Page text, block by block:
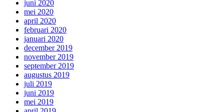
juni 2020
mei 2020
april 2020
februari 2020
januari 2020
december 2019
november 2019
september 2019
augustus 2019
juli 2019
juni 2019
mei 2019